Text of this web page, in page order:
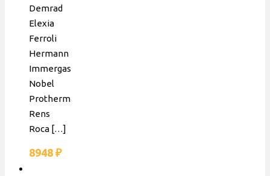
Demrad
Elexia
Ferroli
Hermann
Immergas
Nobel
Protherm
Rens
Roca […]
8948 ₽